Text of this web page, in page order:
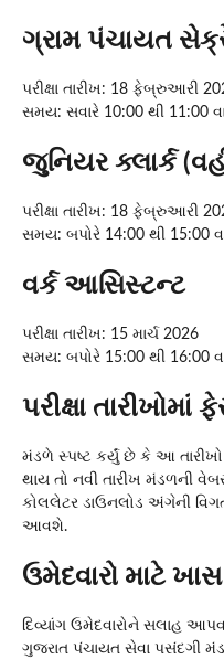
ગ્રામ પંચાયત
પરીક્ષા તારીખ: 18 ફેબ્રુઆરી
સમય: સવારે 10:00 થી 11:00
જુનિયર ક્લાર્ક
પરીક્ષા તારીખ: 18 ફેબ્રુઆરી
સમય: બપોરે 14:00 થી 15:00
વર્ક આસિસ્ટન્ટ
પરીક્ષા તારીખ: 15 માર્ચ 2026
સમય: બપોરે 15:00 થી 16:00
પરીક્ષા તારીખોમાં
મંડળે સ્પષ્ટ કર્યું છે કે આ
થાય તો નવી તારીખ મંડળની
કોલલેટર ડાઉનલોડ અંગેની
આવશે.
ઉમેદવારો માટે
દિવ્યાંગ ઉમેદવારોને સલાહ
ગુજરાત પંચાયત સેવા પસંદગી